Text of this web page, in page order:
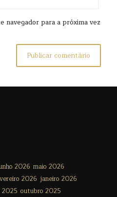
navegador para a próxima vez
2026 maio 2026
2026 janeiro 2026
2025 outubro 2025